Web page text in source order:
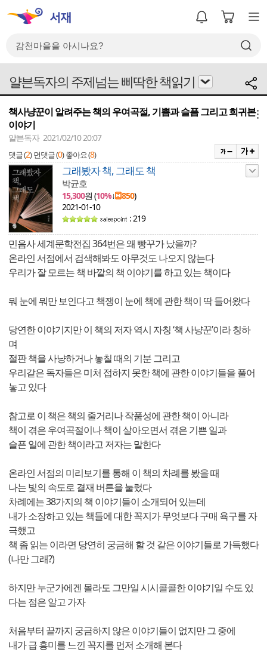
얄븐독자의 주제넘는 삐딱한 책읽기
책사냥꾼이 알려주는 책의 우여곡절, 기쁨과 슬픔 그리고 희귀본
이야기
얄븐독자 2021/02/10 20:07
댓글 (2) 먼댓글 (0) 좋아요 (8)
그래봤자 책, 그래도 책
박균호
15,300원 (10%↓ 850)
2021-01-10
: 219
민음사 세계문학전집 364번은 왜 빵꾸가 났을까?
온라인 서점에서 검색해봐도 아무것도 나오지 않는다
우리가 잘 모르는 책 바깥의 책 이야기를 하고 있는 책이다
뭐 눈에 뭐만 보인다고 책쟁이 눈에 책에 관한 책이 딱 들어왔다
당연한 이야기지만 이 책의 저자 역시 자칭 ‘책 사냥꾼’이라 칭하
며
절판 책을 사냥하거나 놓칠 때의 기분 그리고
우리같은 독자들은 미처 접하지 못한 책에 관한 이야기들을 풀어
놓고 있다
참고로 이 책은 책의 줄거리나 작품성에 관한 책이 아니라
책이 겪은 우여곡절이나 책이 살아오면서 겪은 기쁜 일과
슬픈 일에 관한 책이라고 저자는 말한다
온라인 서점의 미리보기를 통해 이 책의 차례를 봤을 때
나는 빛의 속도로 결재 버튼을 눌렀다
차례에는 38가지의 책 이야기들이 소개되어 있는데
내가 소장하고 있는 책들에 대한 꼭지가 무엇보다 구매 욕구를 자
극했고
책 좀 읽는 이라면 당연히 궁금해 할 것 같은 이야기들로 가득했다
(나만 그래?)
하지만 누군가에겐 몰라도 그만일 시시콜콜한 이야기일 수도 있
다는 점은 알고 가자
처음부터 끝까지 궁금하지 않은 이야기들이 없지만 그 중에
내가 급 흥미를 느낀 꼭지를 먼저 소개해 본다